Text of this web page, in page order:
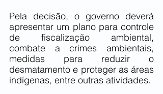
Pela decisão, o governo deverá
apresentar um plano para controle
de fiscalização ambiental,
combate a crimes ambientais,
medidas para reduzir o
desmatamento e proteger as áreas
indígenas, entre outras atividades.